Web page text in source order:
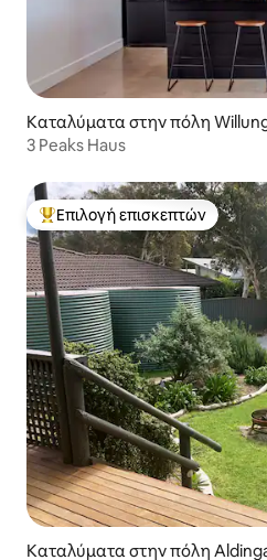
Καταλύματα στην πόλη
3 Peaks Haus
Κορυφαία επιλογή επισκεπτών
Επιλογή επισκεπτών
Καταλύματα στην πόλη